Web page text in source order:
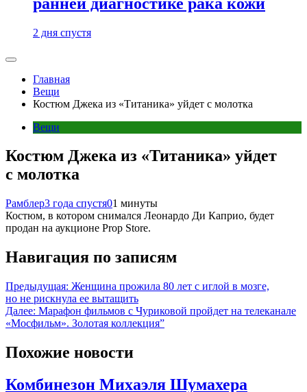
2 дня спустя
Главная
Вещи
Костюм Джека из «Титаника» уйдет с молотка
Вещи
Костюм Джека из «Титаника» уйдет
с молотка
Рамблер3 года спустя01 минуты
Костюм, в котором снимался Леонардо Ди Каприо, будет
продан на аукционе Prop Store.
Навигация по записям
Предыдущая: Женщина прожила 80 лет с иглой в мозге,
но не рискнула ее вытащить
Далее: Марафон фильмов с Чуриковой пройдет на телеканале
«Мосфильм». Золотая коллекция”
Похожие новости
Комбинезон Михаэля Шумахера